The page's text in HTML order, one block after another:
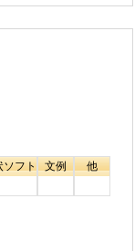
ソフト 文例 他